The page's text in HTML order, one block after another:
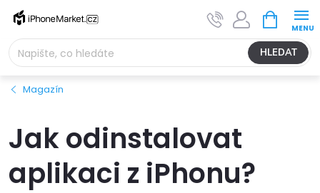
Přejít
obsah
HLEDAT
NÁKUPNÍ
KOŠÍK
Magazín
Jak odinstalovat
aplikaci z iPhonu?